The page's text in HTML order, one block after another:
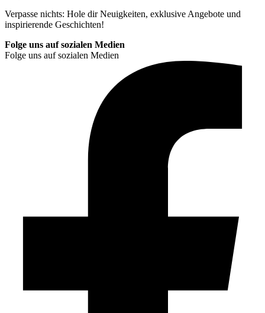
Verpasse nichts: Hole dir Neuigkeiten, exklusive Angebote und
inspirierende Geschichten!
Folge uns auf sozialen Medien
Folge uns auf sozialen Medien